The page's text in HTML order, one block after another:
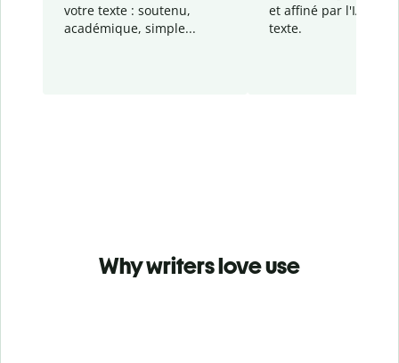
votre texte : soutenu,
académique, simple...
et affiné par l'IA
texte.
Why writers love use